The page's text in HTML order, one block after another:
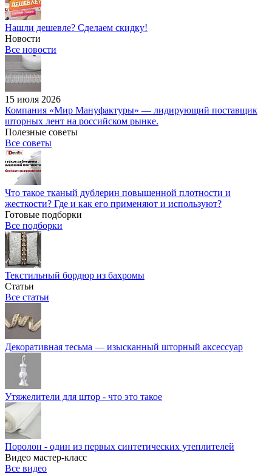
Нашли дешевле? Сделаем скидку!
Новости
Все новости
15 июля 2026
Компания «Мир Мануфактуры» — лидирующий поставщик
шторных лент на российском рынке.
Полезные советы
Все советы
Что такое тканый дублерин повышенной плотности и
жесткости? Где и как его применяют и используют?
Готовые подборки
Все подборки
Текстильный бордюр из бахромы
Статьи
Все статьи
Декоративная тесьма — изысканный шторный аксессуар
Утяжелители для штор - что это такое
Поролон - один из первых синтетических утеплителей
Видео мастер-класс
Все видео